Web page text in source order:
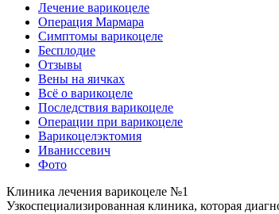
Лечение варикоцеле
Операция Мармара
Симптомы варикоцеле
Бесплодие
Отзывы
Вены на яичках
Всё о варикоцеле
Последствия варикоцеле
Операции при варикоцеле
Варикоцелэктомия
Иваниссевич
Фото
Клиника лечения варикоцеле №1
Узкоспециализированная клиника, которая